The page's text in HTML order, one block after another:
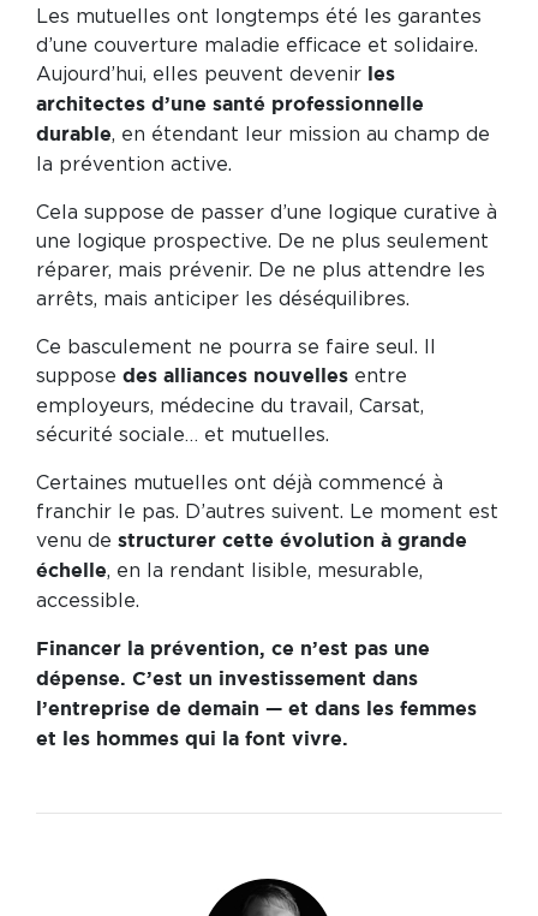
Les mutuelles ont longtemps été les garantes
d’une couverture maladie efficace et solidaire.
Aujourd’hui, elles peuvent devenir
les
architectes d’une santé professionnelle
durable, en étendant leur mission au champ de
la prévention active.
Cela suppose de passer d’une logique curative à
une logique prospective. De ne plus seulement
réparer, mais prévenir. De ne plus attendre les
arrêts, mais anticiper les déséquilibres.
Ce basculement ne pourra se faire seul. Il
suppose des alliances nouvelles entre
employeurs, médecine du travail, Carsat,
sécurité sociale… et mutuelles.
Certaines mutuelles ont déjà commencé à
franchir le pas. D’autres suivent. Le moment est
venu de structurer cette évolution à grande
échelle, en la rendant lisible, mesurable,
accessible.
Financer la prévention, ce n’est pas une
dépense. C’est un investissement dans
l’entreprise de demain — et dans les femmes
et les hommes qui la font vivre.